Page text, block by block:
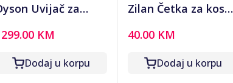
Uvijač za
valovi,
ravnanje, sušenje -
KM
Dodaj u korpu
Zilan Četka za kosu,
40.00 KM
Dodaj u korpu